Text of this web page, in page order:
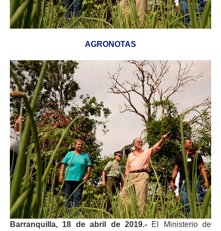
AGRONOTAS
Barranquilla, 18 de abril de 2019.-
El Ministerio de